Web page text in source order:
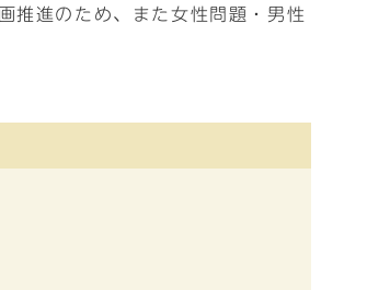
推進のため、また女性問題・男性